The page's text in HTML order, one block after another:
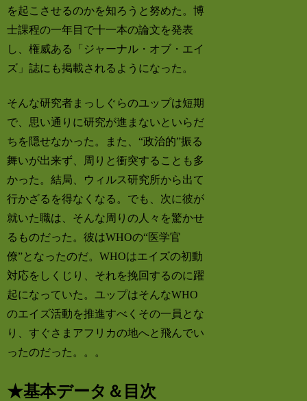
を起こさせるのかを知ろうと努めた。博
士課程の一年目で十一本の論文を発表
し、権威ある「ジャーナル・オブ・エイ
ズ」誌にも掲載されるようになった。
そんな研究者まっしぐらのユップは短期
で、思い通りに研究が進まないといらだ
ちを隠せなかった。また、“政治的”振る
舞いが出来ず、周りと衝突することも多
かった。結局、ウィルス研究所から出て
行かざるを得なくなる。でも、次に彼が
就いた職は、そんな周りの人々を驚かせ
るものだった。彼はWHOの“医学官
僚”となったのだ。WHOはエイズの初動
対応をしくじり、それを挽回するのに躍
起になっていた。ユップはそんなWHO
のエイズ活動を推進すべくその一員とな
り、すぐさまアフリカの地へと飛んでい
ったのだった。。。
★基本データ＆目次